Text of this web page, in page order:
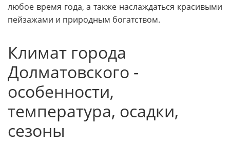
любое время года, а также наслаждаться красивыми
пейзажами и природным богатством.
Климат города
Долматовского -
особенности,
температура, осадки,
сезоны